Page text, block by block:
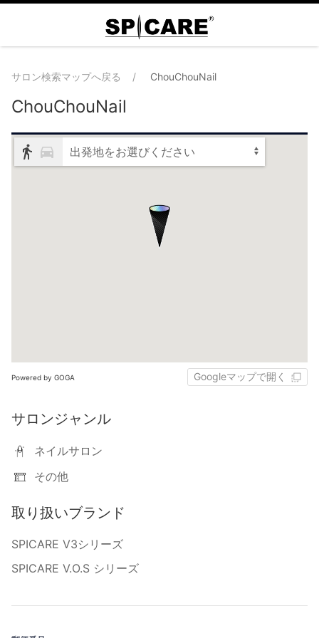
サロン検索マップへ戻る ChouChouNail
ChouChouNail
出発地をお選びください
Powered by GOGA Googleマップで開く
サロンジャンル
ネイルサロン
その他
取り扱いブランド
SPICARE V3シリーズ
SPICARE V.O.S シリーズ